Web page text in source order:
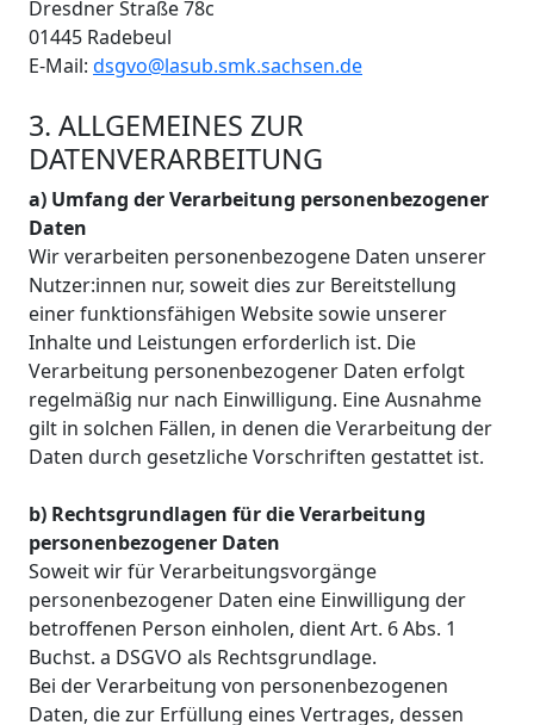
Dresdner Straße 78c
01445 Radebeul
E-Mail: dsgvo@lasub.smk.sachsen.de
3. ALLGEMEINES ZUR
DATENVERARBEITUNG
a) Umfang der Verarbeitung personenbezogener
Daten
Wir verarbeiten personenbezogene Daten unserer
Nutzer:innen nur, soweit dies zur Bereitstellung
einer funktionsfähigen Website sowie unserer
Inhalte und Leistungen erforderlich ist. Die
Verarbeitung personenbezogener Daten erfolgt
regelmäßig nur nach Einwilligung. Eine Ausnahme
gilt in solchen Fällen, in denen die Verarbeitung der
Daten durch gesetzliche Vorschriften gestattet ist.
b) Rechtsgrundlagen für die Verarbeitung
personenbezogener Daten
Soweit wir für Verarbeitungsvorgänge
personenbezogener Daten eine Einwilligung der
betroffenen Person einholen, dient Art. 6 Abs. 1
Buchst. a DSGVO als Rechtsgrundlage.
Bei der Verarbeitung von personenbezogenen
Daten, die zur Erfüllung eines Vertrages, dessen